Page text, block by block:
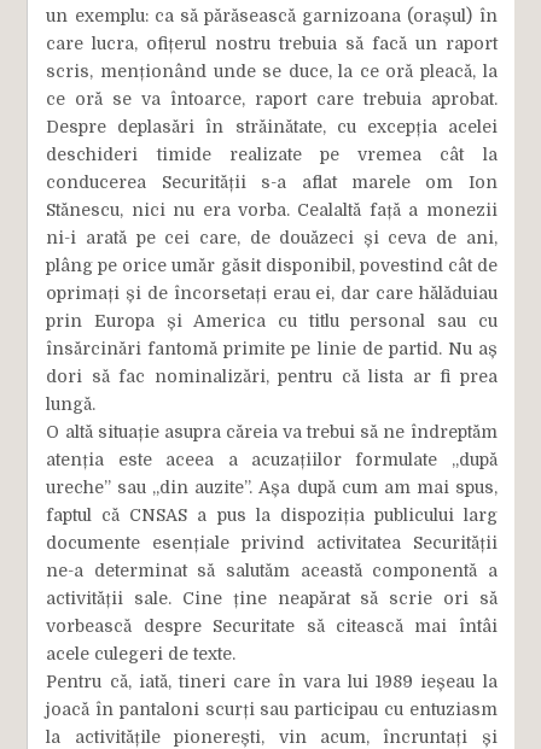
un exemplu: ca să părăsească garnizoana (orașul) în
care lucra, ofițerul nostru trebuia să facă un raport
scris, menționând unde se duce, la ce oră pleacă, la
ce oră se va întoarce, raport care trebuia aprobat.
Despre deplasări în străinătate, cu excepția acelei
deschideri timide realizate pe vremea cât la
conducerea Securității s-a aflat marele om Ion
Stănescu, nici nu era vorba. Cealaltă față a monezii
ni-i arată pe cei care, de douăzeci și ceva de ani,
plâng pe orice umăr găsit disponibil, povestind cât de
oprimați și de încorsetați erau ei, dar care hălăduiau
prin Europa și America cu titlu personal sau cu
însărcinări fantomă primite pe linie de partid. Nu aș
dori să fac nominalizări, pentru că lista ar fi prea
lungă.
O altă situație asupra căreia va trebui să ne îndreptăm
atenția este aceea a acuzațiilor formulate „după
ureche” sau „din auzite”. Așa după cum am mai spus,
faptul că CNSAS a pus la dispoziția publicului larg
documente esențiale privind activitatea Securității
ne-a determinat să salutăm această componentă a
activității sale. Cine ține neapărat să scrie ori să
vorbească despre Securitate să citească mai întâi
acele culegeri de texte.
Pentru că, iată, tineri care în vara lui 1989 ieșeau la
joacă în pantaloni scurți sau participau cu entuziasm
la activitățile pionerești, vin acum, încruntați și